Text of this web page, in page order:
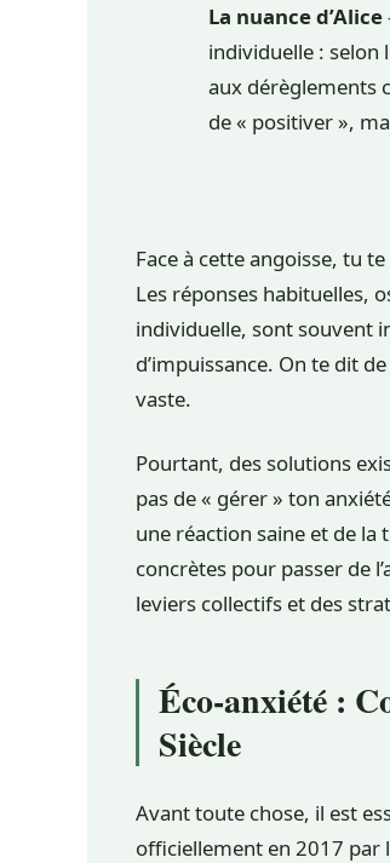
La nuance d’Alice
individuelle : selon
aux dérèglements
de « positiver »,
Face à cette angoisse, tu
Les réponses habituelles,
individuelle, sont souvent
d’impuissance. On te dit
vaste.
Pourtant, des solutions
pas de « gérer » ton
une réaction saine et de
concrètes pour passer de
leviers collectifs et des
Éco-anxiété :
Siècle
Avant toute chose, il est
officiellement en 2017 par